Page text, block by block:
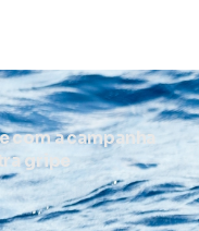
com a campanha
gripe